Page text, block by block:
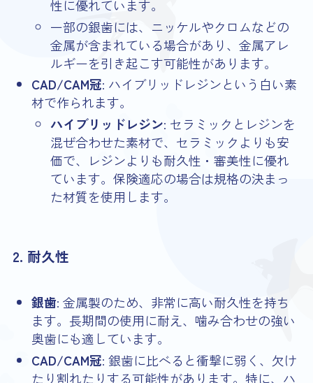
性に優れています。
一部の銀歯には、ニッケルやクロムなどの
金属が含まれている場合があり、金属アレ
ルギーを引き起こす可能性があります。
CAD/CAM冠: ハイブリッドレジンという白い素
材で作られます。
ハイブリッドレジン: セラミックとレジンを
混ぜ合わせた素材で、セラミックよりも安
価で、レジンよりも耐久性・審美性に優れ
ています。保険適応の場合は規格の決まっ
た材質を使用します。
2. 耐久性
銀歯: 金属製のため、非常に高い耐久性を持ち
ます。長期間の使用に耐え、噛み合わせの強い
奥歯にも適しています。
CAD/CAM冠: 銀歯に比べると衝撃に弱く、欠け
たり割れたりする可能性があります。特に、ハ